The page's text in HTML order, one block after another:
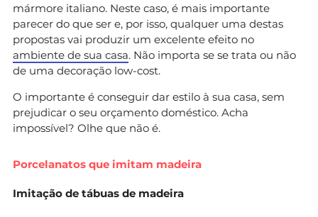
mármore italiano. Neste caso, é mais importante
parecer do que ser e, por isso, qualquer uma destas
propostas vai produzir um excelente efeito no
ambiente de sua casa. Não importa se se trata ou não
de uma decoração low-cost.
O importante é conseguir dar estilo à sua casa, sem
prejudicar o seu orçamento doméstico. Acha
impossível? Olhe que não é.
Porcelanatos que imitam madeira
Imitação de tábuas de madeira